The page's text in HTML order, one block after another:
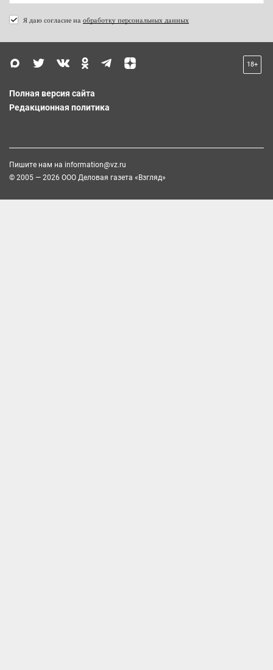
Я даю согласие на обработку персональных данных
18+
Полная версия сайта
Редакционная политика
Пишите нам на information@vz.ru
© 2005 — 2026 ООО Деловая газета «Взгляд»